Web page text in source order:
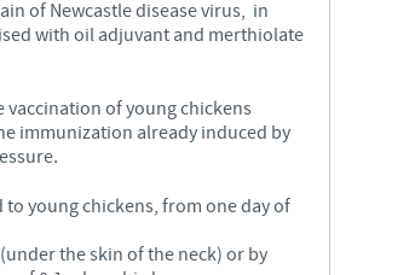
réglementaires et les pratiques médicales varient
of Newcastle disease virus, in
with oil adjuvant and merthiolate
vaccination of young chickens
immunization already induced by
to young chickens, from one day of
the skin of the neck) or by